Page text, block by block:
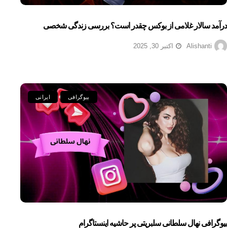
درآمد سالار غلامی از بوکس چقدر است؟ بررسی زندگی شخصی
Alishanti اکتبر 30, 2025
ایرانی بیوگرافی
بیوگرافی نهال سلطانی سلبریتی پر حاشیه اینستاگرام